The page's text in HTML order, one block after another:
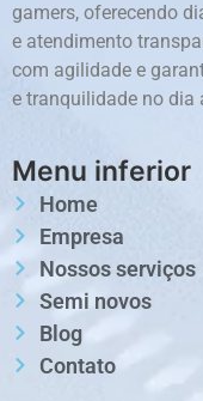
gamers, oferecendo
e atendimento
com agilidade e
e tranquilidade no dia
Menu inferior
Home
Empresa
Nossos serviços
Semi novos
Blog
Contato